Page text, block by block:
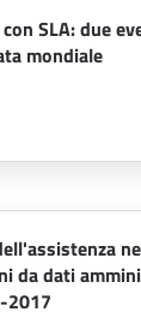
SLA: due
mondiale
da dati
2017